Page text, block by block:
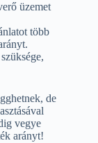
üzemet
több
de
vegye
arányt!